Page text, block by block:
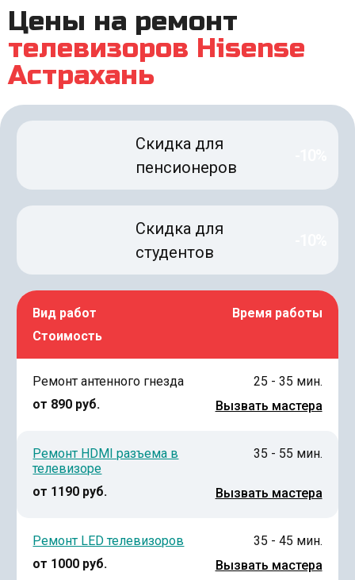
Цены на ремонт
телевизоров Hisense
Астрахань
Скидка для
пенсионеров
Скидка для
студентов
Вид работ
Стоимость
Время работы
Ремонт антенного гнезда
от 890 руб.
25 - 35 мин.
Вызвать мастера
Ремонт HDMI разъема в
телевизоре
от 1190 руб.
35 - 55 мин.
Вызвать мастера
Ремонт LED телевизоров
от 1000 руб.
35 - 45 мин.
Вызвать мастера